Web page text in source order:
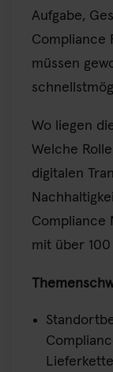
Aufgabe,
Compliance
müssen
Wo liegen
Welche
digitalen
Compliance
mit über